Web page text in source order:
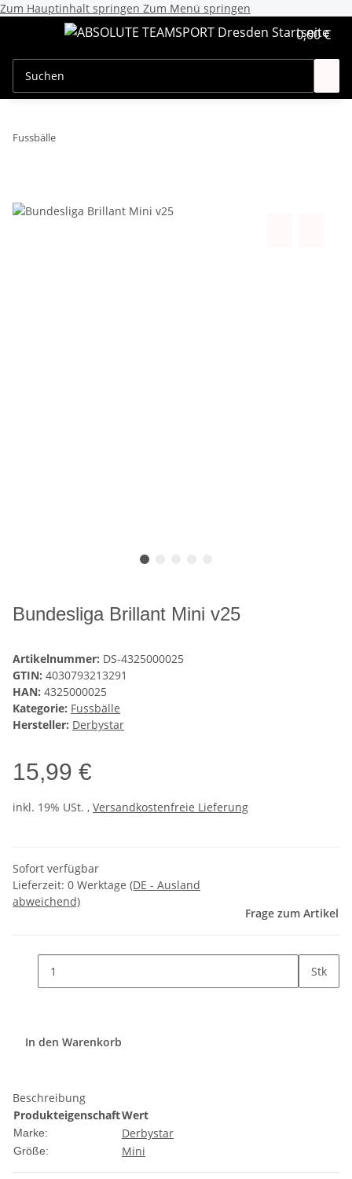
Zum Hauptinhalt springen Zum Menü springen
0,00 €
Fussbälle
Bundesliga Brillant Mini v25
Artikelnummer: DS-4325000025
GTIN: 4030793213291
HAN: 4325000025
Kategorie: Fussbälle
Hersteller: Derbystar
15,99 €
inkl. 19% USt. , Versandkostenfreie Lieferung
Sofort verfügbar
Lieferzeit: 0 Werktage (DE - Ausland
abweichend)
Frage zum Artikel
Stk
In den Warenkorb
Beschreibung
ProdukteigenschaftWert
Marke: Derbystar
Größe: Mini